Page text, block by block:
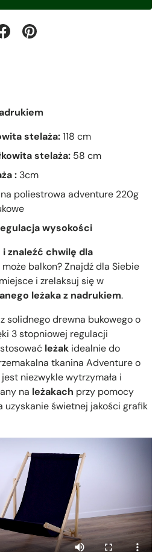
stelaża:118 cm
stelaża: 58 cm
: 3cm
poliestrowa adventure 220g
wysokości
znaleźć chwilę dla
może balkon? Znajdź dla Siebie
i zrelaksuj się w
leżaka z nadrukiem.
solidnego drewna bukowego o
3 stopniowej regulacji
leżak idealnie do
tkanina Adventure o
niezwykle wytrzymała i
na leżakach przy pomocy
uzyskanie świetnej jakości grafik